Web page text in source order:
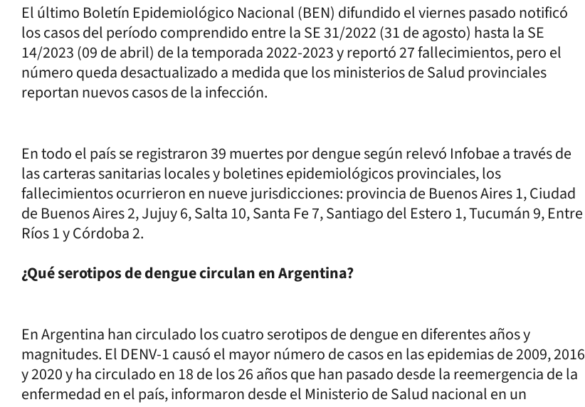
El último Boletín Epidemiológico Nacional (BEN) difundido el viernes pasado notificó
los casos del período comprendido entre la SE 31/2022 (31 de agosto) hasta la SE
14/2023 (09 de abril) de la temporada 2022-2023 y reportó 27 fallecimientos, pero el
número queda desactualizado a medida que los ministerios de Salud provinciales
reportan nuevos casos de la infección.
En todo el país se registraron 39 muertes por dengue según relevó Infobae a través de
las carteras sanitarias locales y boletines epidemiológicos provinciales, los
fallecimientos ocurrieron en nueve jurisdicciones: provincia de Buenos Aires 1, Ciudad
de Buenos Aires 2, Jujuy 6, Salta 10, Santa Fe 7, Santiago del Estero 1, Tucumán 9, Entre
Ríos 1 y Córdoba 2.
¿Qué serotipos de dengue circulan en Argentina?
En Argentina han circulado los cuatro serotipos de dengue en diferentes años y
magnitudes. El DENV-1 causó el mayor número de casos en las epidemias de 2009, 2016
y 2020 y ha circulado en 18 de los 26 años que han pasado desde la reemergencia de la
enfermedad en el país, informaron desde el Ministerio de Salud nacional en un